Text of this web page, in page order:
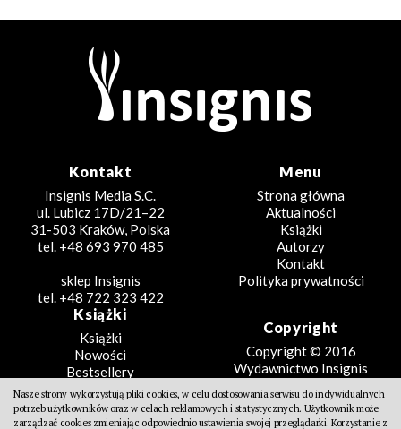
Kontakt
Insignis Media S.C.
ul. Lubicz 17D/21–22
31-503 Kraków, Polska
tel. +48 693 970 485
sklep Insignis
tel. +48 722 323 422
Menu
Strona główna
Aktualności
Książki
Autorzy
Kontakt
Polityka prywatności
Książki
Książki
Nowości
Bestsellery
Zapowiedzi
Beletrystyka
Fantastyka
Copyright
Copyright © 2016
Wydawnictwo Insignis
Projekt
Nasze strony wykorzystują pliki cookies, w celu dostosowania serwisu do indywidualnych
potrzeb użytkowników oraz w celach reklamowych i statystycznych. Użytkownik może
zarządzać cookies zmieniając odpowiednio ustawienia swojej przeglądarki. Korzystanie z